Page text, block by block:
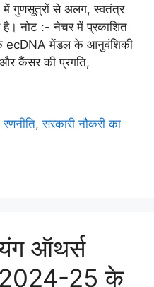
में गुणसूत्रों से अलग, स्वतंत्र
है। नोट :- नेचर में प्रकाशित
ecDNA मेंडल के आनुवंशिकी
कैंसर की प्रगति,
रणनीति,सरकारी नौकरी का
ऑथर्स
25 के